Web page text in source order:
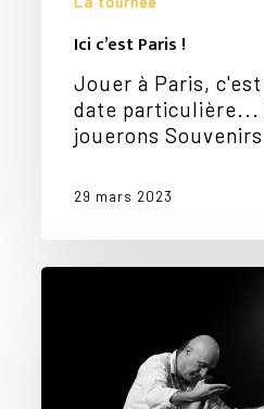
Ici c’est Paris !
Jouer à Paris,
date particulière...
jouerons
29 mars 2023
Les